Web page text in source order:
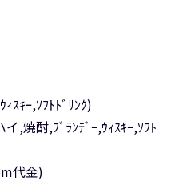
ｽｷｰ,ｿﾌﾄﾄﾞﾘﾝｸ)
,焼酎,ﾌﾞﾗﾝﾃﾞｰ,ｳｨｽｷｰ,ｿﾌﾄ
代金)